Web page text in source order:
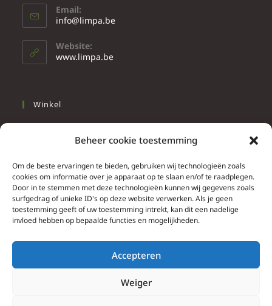
Beheer cookie toestemming
Om de beste ervaringen te bieden, gebruiken wij technologieën zoals
cookies om informatie over je apparaat op te slaan en/of te raadplegen.
Door in te stemmen met deze technologieën kunnen wij gegevens zoals
surfgedrag of unieke ID's op deze website verwerken. Als je geen
toestemming geeft of uw toestemming intrekt, kan dit een nadelige
invloed hebben op bepaalde functies en mogelijkheden.
Accepteren
Weiger
Email:
info@limpa.be
Website:
www.limpa.be
Winkel
Wonen
Info
Contacteer ons